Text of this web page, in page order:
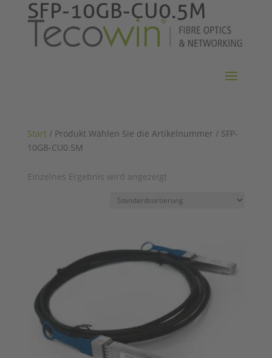
Start/ Produkt Wählen Sie die Artikelnummer / SFP-
10GB-CU0.5M
SFP-10GB-CU0.5M
Einzelnes Ergebnis wird angezeigt